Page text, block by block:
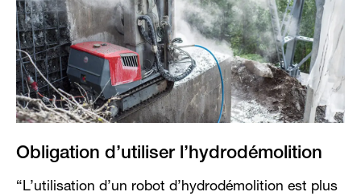
Obligation d’utiliser l’hydrodémolition
“L’utilisation d’un robot d’hydrodémolition est plus